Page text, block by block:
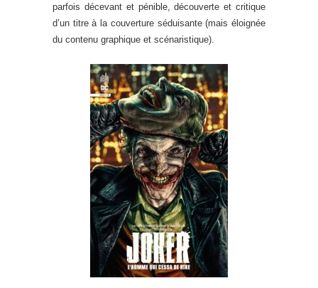
parfois décevant et pénible, découverte et critique
d’un titre à la couverture séduisante (mais éloignée
du contenu graphique et scénaristique).